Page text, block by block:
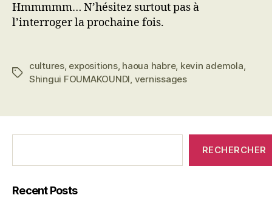
Hmmmmm… N’hésitez surtout pas à
l’interroger la prochaine fois.
Étiquettes
cultures, expositions, haoua habre, kevin ademola,
Shingui FOUMAKOUNDI, vernissages
avant?
RECHERCHER
Recent Posts